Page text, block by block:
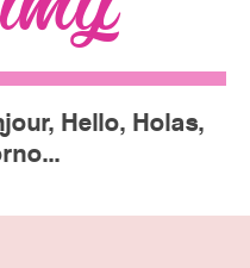
Hello, Holas,